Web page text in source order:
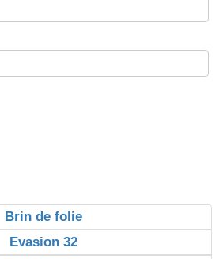
Brin de folie
Evasion 32